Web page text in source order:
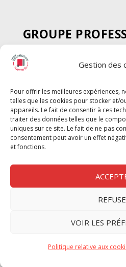
Gestion des
Pour offrir les meilleures expériences,
telles que les cookies pour stocker et/
appareils. Le fait de consentir à ces
traiter des données telles que le
uniques sur ce site. Le fait de ne pas
consentement peut avoir un effet
et fonctions.
VOIR LES
Politique relative aux
GROUPE
SPECTACLE
Chèque Intermittents
Chèque Compta
Chèque Emploi Spectacle
G-Pods
Profession Audio-visuel
Nous